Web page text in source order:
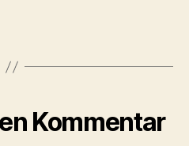
Kommentar